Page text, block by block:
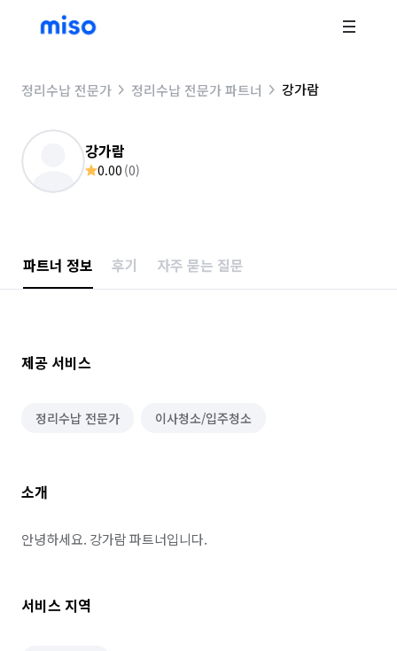
정리수납 전문가 정리수납 전문가 파트너 강가람
강가람
0.00 (0)
파트너 정보 후기 자주 묻는 질문
제공 서비스
정리수납 전문가 이사청소/입주청소
소개
안녕하세요. 강가람 파트너입니다.
서비스 지역